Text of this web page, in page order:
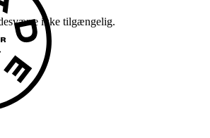
ikke tilgængelig.